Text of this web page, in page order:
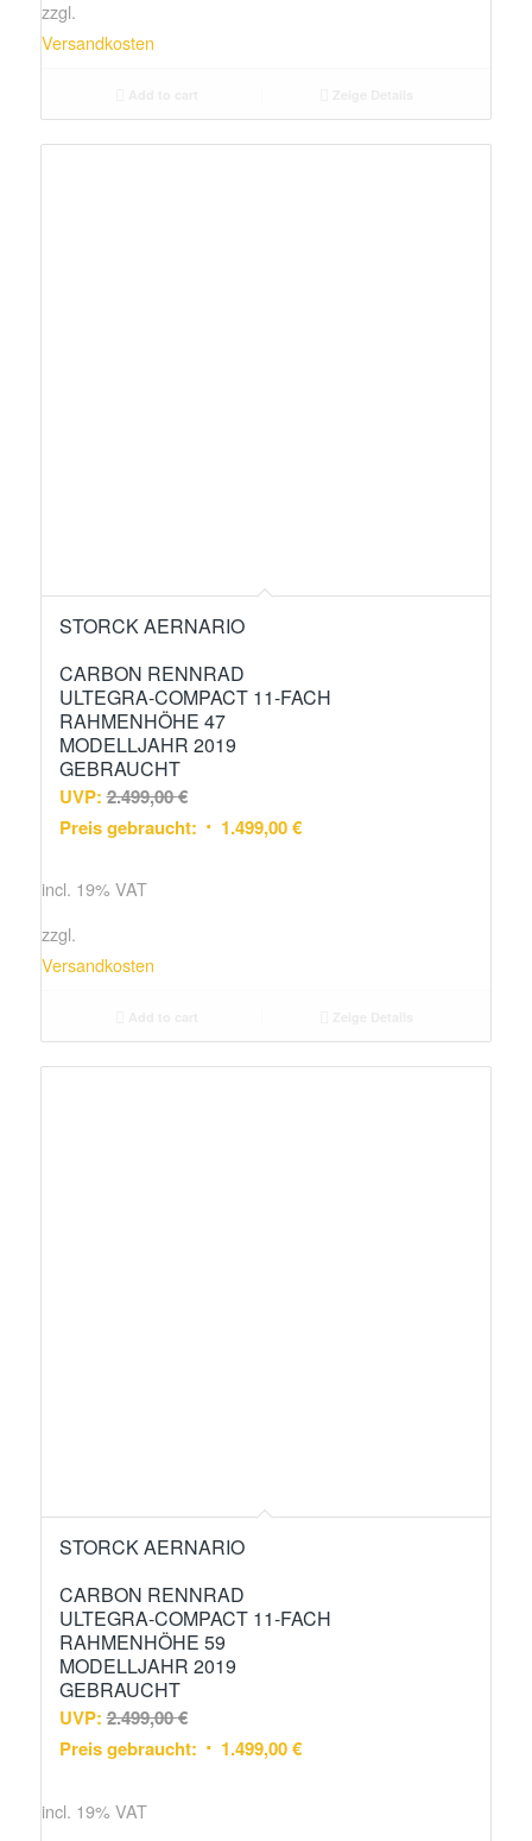
zzgl.
Versandkosten
STORCK AERNARIO
CARBON RENNRAD
ULTEGRA-COMPACT 11-FACH
RAHMENHÖHE 47
MODELLJAHR 2019
GEBRAUCHT
UVP: 2.499,00€
Preis gebraucht:
1.499,00€
incl. 19% VAT
zzgl.
Versandkosten
STORCK AERNARIO
CARBON RENNRAD
ULTEGRA-COMPACT 11-FACH
RAHMENHÖHE 59
MODELLJAHR 2019
GEBRAUCHT
UVP: 2.499,00€
Preis gebraucht:
1.499,00€
incl. 19% VAT